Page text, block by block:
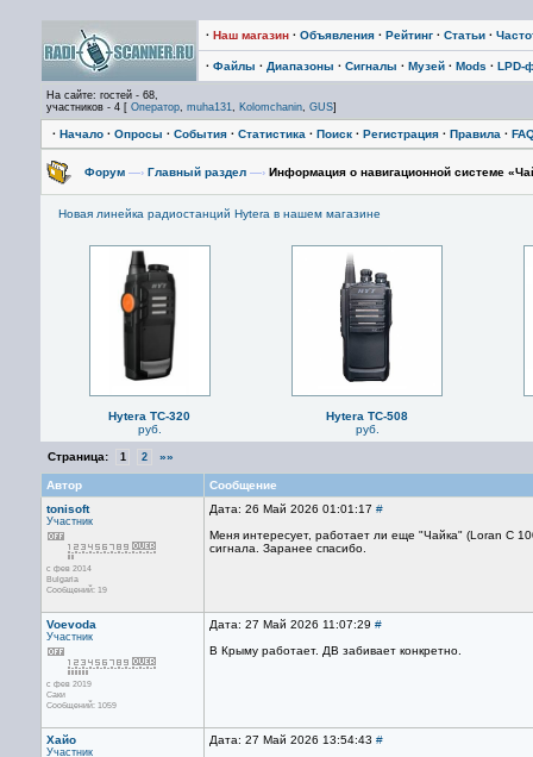
· Наш магазин · Объявления · Рейтинг · Статьи ·
· Файлы · Диапазоны · Сигналы · Музей · Mods · LPD-
На сайте: гостей - 68,
участников - 4 [ Оператор, muha131, Kolomchanin, GUS]
· Начало · Опросы · События · Статистика · Поиск · Регистрация · Правила ·
Форум —› Главный раздел —› Информация о навигационной системе
Новая линейка радиостанций Hytera в нашем магазине
Hytera TC-320
руб.
Hytera TC-508
руб.
Страница: 1 2 »»
Автор
Сообщение
tonisoft
Участник
с фев 2014
Bulgaria
Сообщений: 19
Дата: 26 Май 2026 01:01:17 #
Меня интересует, работает ли еще "Чайка" (Loran C
сигнала. Заранее спасибо.
Voevoda
Участник
с фев 2019
Саки
Сообщений: 1059
Дата: 27 Май 2026 11:07:29 #
В Крыму работает. ДВ забивает конкретно.
Хайо
Участник
Дата: 27 Май 2026 13:54:43 #